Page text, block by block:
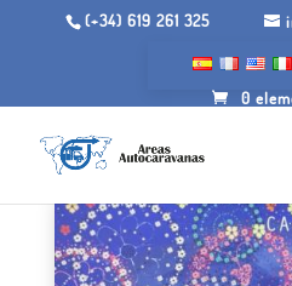
(+34) 619 261 325
0